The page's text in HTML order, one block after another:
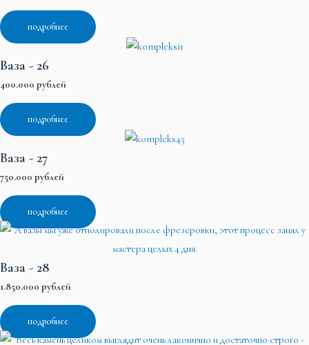
подробнее
Ваза - 26
400.000 рублей
подробнее
Ваза - 27
750.000 рублей
подробнее
Ваза - 28
1.850.000 рублей
подробнее